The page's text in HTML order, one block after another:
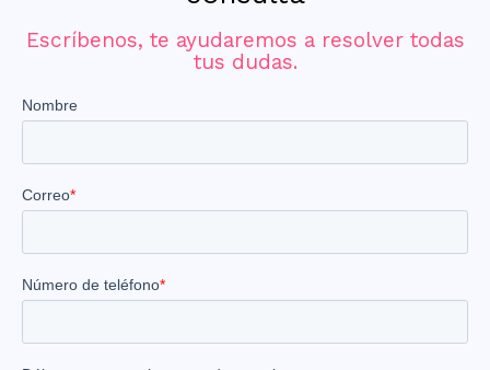
Escríbenos, te ayudaremos a resolver todas
tus dudas.